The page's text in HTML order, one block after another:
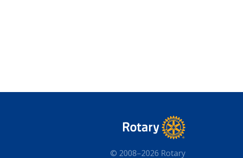
© 2008–2026 Rotary